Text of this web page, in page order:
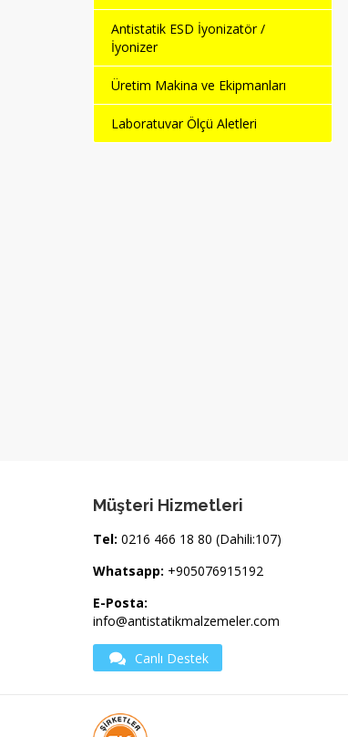
Antistatik ESD İyonizatör /
İyonizer
Üretim Makina ve Ekipmanları
Laboratuvar Ölçü Aletleri
İletken Sandalye
Antistatik ESD Kumaş
Müşteri Hizmetleri
Tel: 0216 466 18 80 (Dahili:107)
Whatsapp: +905076915192
E-Posta:
info@antistatikmalzemeler.com
Canlı Destek